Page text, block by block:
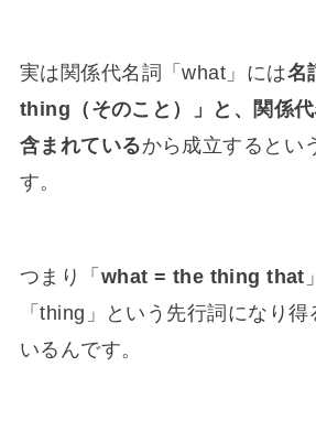
実は関係代名詞「what」には名
thing（そのこと）」と、関係
含まれているから成立するとい
す。
つまり「 what = the thing that
「thing」という先行詞になり
いるんです。